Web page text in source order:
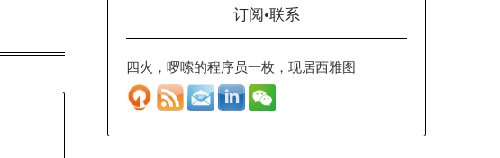
订阅·联系
四火，啰嗦的程序员一枚，现居西雅图